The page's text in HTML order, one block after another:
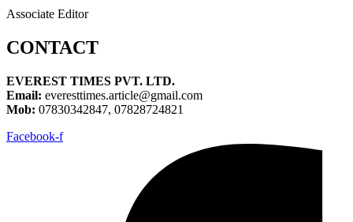
Associate Editor
CONTACT
EVEREST TIMES PVT. LTD.
Email: everesttimes.article@gmail.com
Mob: 07830342847, 07828724821
Facebook-f